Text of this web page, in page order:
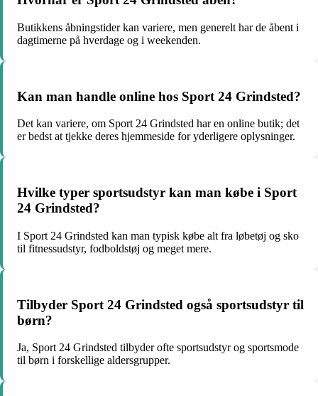
Butikkens åbningstider kan variere, men generelt har de åbent i
dagtimerne på hverdage og i weekenden.
Kan man handle online hos Sport 24 Grindsted?
Det kan variere, om Sport 24 Grindsted har en online butik; det
er bedst at tjekke deres hjemmeside for yderligere oplysninger.
Hvilke typer sportsudstyr kan man købe i Sport
24 Grindsted?
I Sport 24 Grindsted kan man typisk købe alt fra løbetøj og sko
til fitnessudstyr, fodboldstøj og meget mere.
Tilbyder Sport 24 Grindsted også sportsudstyr til
børn?
Ja, Sport 24 Grindsted tilbyder ofte sportsudstyr og sportsmode
til børn i forskellige aldersgrupper.